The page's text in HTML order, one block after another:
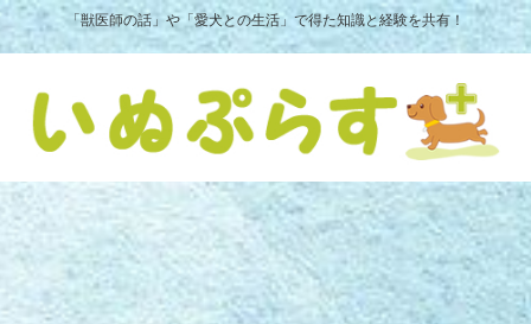
「獣医師の話」や「愛犬との生活」で得た知識と経験を共有！